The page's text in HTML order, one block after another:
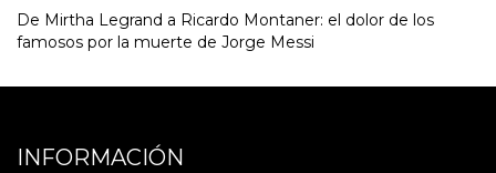
De Mirtha Legrand a Ricardo Montaner: el dolor de los
famosos por la muerte de Jorge Messi
INFORMACIÓN